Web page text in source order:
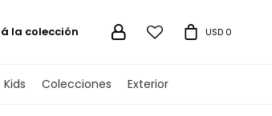
Kids Colecciones Exterior
 USD 0
la colección